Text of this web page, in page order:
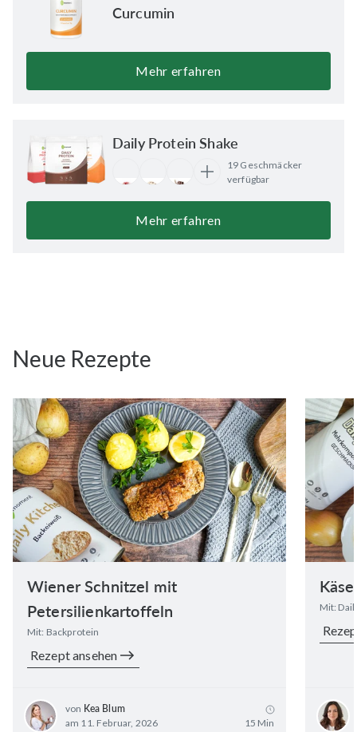
Curcumin
Mehr erfahren
Daily Protein Shake
19 Geschmäcker
verfügbar
Mehr erfahren
Neue Rezepte
Wiener Schnitzel mit
Petersilienkartoffeln
Mit: Backprotein
Rezept ansehen
von Kea Blum
am 11. Februar, 2026
15 Min
Mit: